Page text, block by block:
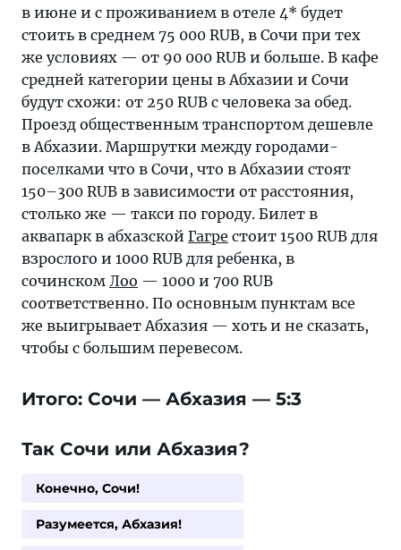
в июне и с проживанием в отеле 4* будет
стоить в среднем 75 000 RUB, в Сочи при тех
же условиях — от 90 000 RUB и больше. В кафе
средней категории цены в Абхазии и Сочи
будут схожи: от 250 RUB с человека за обед.
Проезд общественным транспортом дешевле
в Абхазии. Маршрутки между городами-
поселками что в Сочи, что в Абхазии стоят
150–300 RUB в зависимости от расстояния,
столько же — такси по городу. Билет в
аквапарк в абхазской Гагре стоит 1500 RUB для
взрослого и 1000 RUB для ребенка, в
сочинском Лоо — 1000 и 700 RUB
соответственно. По основным пунктам все
же выигрывает Абхазия — хоть и не сказать,
чтобы с большим перевесом.
Итого: Сочи — Абхазия — 5:3
Так Сочи или Абхазия?
Конечно, Сочи!
Разумеется, Абхазия!